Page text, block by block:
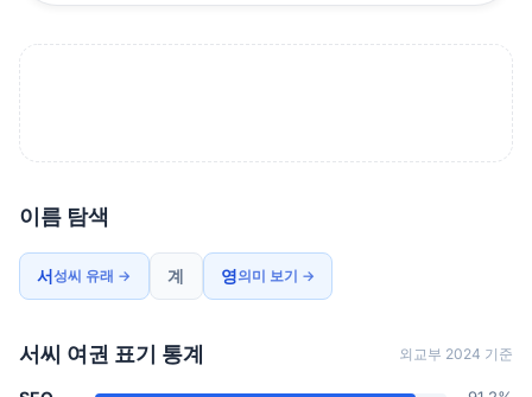
이름 탐색
서성씨 유래 → 계 영의미 보기 →
서씨 여권 표기 통계 외교부 2024 기준